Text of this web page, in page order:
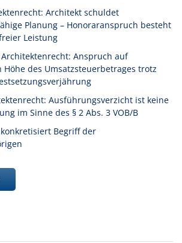
Architekt schuldet
Planung – Honoraranspruch besteht
Leistung
Anspruch auf
Höhe des Umsatzsteuerbetrages trotz
Ausführungsverzicht ist keine
im Sinne des § 2 Abs. 3 VOB/B
Begriff der